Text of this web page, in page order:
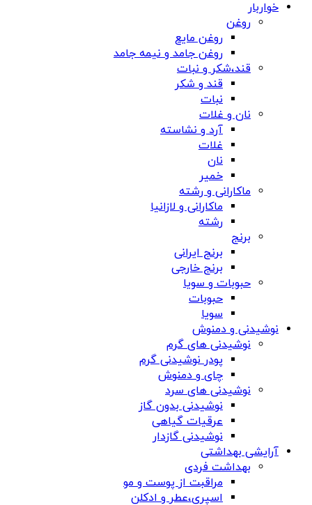
خواربار
روغن
روغن مایع
روغن جامد و نیمه جامد
قند،شکر و نبات
قند و شکر
نبات
نان و غلات
آرد و نشاسته
غلات
نان
خمیر
ماکارانی و رشته
ماکارانی و لازانیا
رشته
برنج
برنج ایرانی
برنج خارجی
حبوبات و سویا
حبوبات
سویا
نوشیدنی و دمنوش
نوشیدنی های گرم
پودر نوشیدنی گرم
چای و دمنوش
نوشیدنی های سرد
نوشیدنی بدون گاز
عرقیات گیاهی
نوشیدنی گازدار
آرایشی بهداشتی
بهداشت فردی
مراقبت از پوست و مو
اسپری،عطر و ادکلن